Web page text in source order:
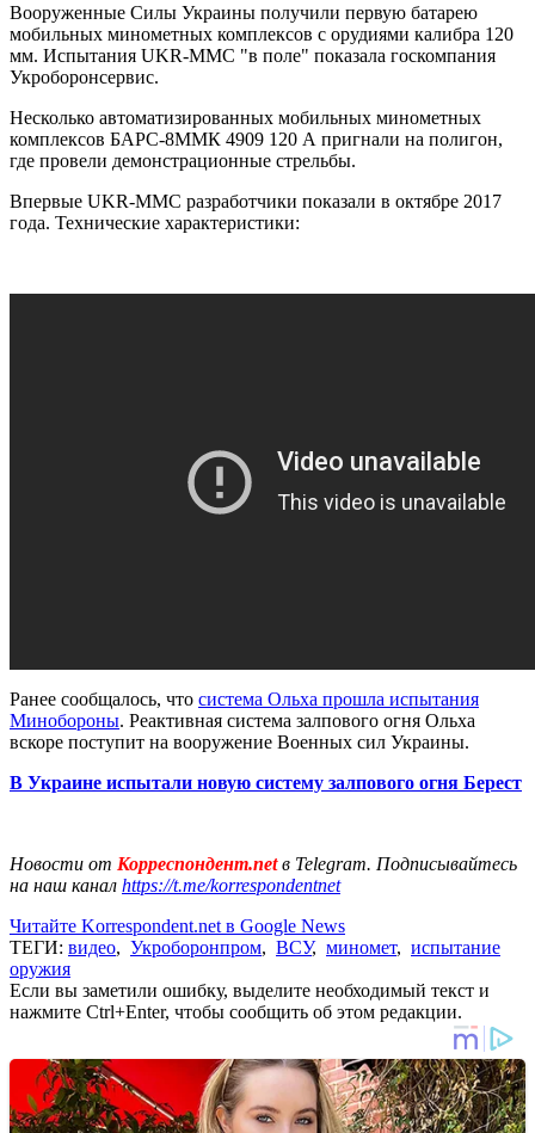
Вооруженные Силы Украины получили первую батарею
мобильных минометных комплексов с орудиями калибра 120
мм. Испытания UKR-MMC "в поле" показала госкомпания
Укроборонсервис.
Несколько автоматизированных мобильных минометных
комплексов БАРС-8ММК 4909 120 А пригнали на полигон,
где провели демонстрационные стрельбы.
Впервые UKR-MMC разработчики показали в октябре 2017
года. Технические характеристики:
Ранее сообщалось, что система Ольха прошла испытания
Минобороны. Реактивная система залпового огня Ольха
вскоре поступит на вооружение Военных сил Украины.
В Украине испытали новую систему залпового огня Берест
Новости от Корреспондент.netв Telegram. Подписывайтесь
на наш канал https://t.me/korrespondentnet
Читайте Korrespondent.net в Google News
ТЕГИ: видео, Укроборонпром, ВСУ, миномет, испытание
оружия
Если вы заметили ошибку, выделите необходимый текст и
нажмите Ctrl+Enter, чтобы сообщить об этом редакции.